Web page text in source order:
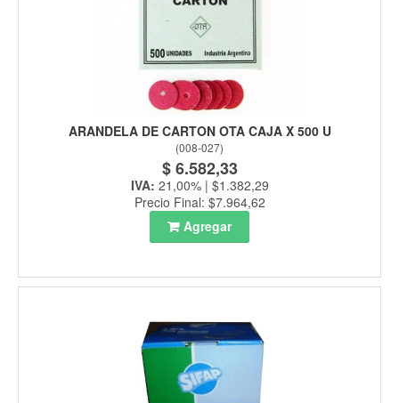
ARANDELA DE CARTON OTA CAJA X 500 U
(008-027)
$ 6.582,33
IVA: 21,00% | $1.382,29
Precio Final: $7.964,62
Agregar